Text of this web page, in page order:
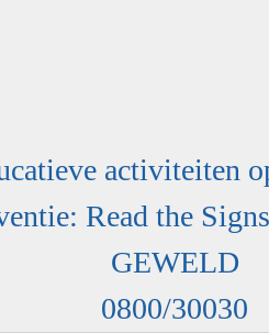
activiteiten
Read the
GEWELD
0800/30030